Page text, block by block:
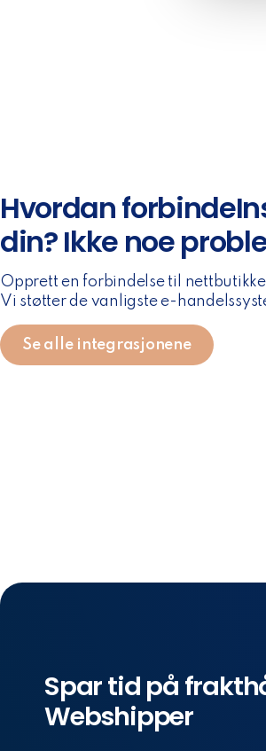
Hvordan
din? Ikke noe
Opprett en forbindelse til
Vi støtter de vanligste e-
Se alle integrasjonene
Spar tid på
Webshipper